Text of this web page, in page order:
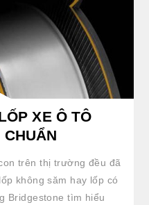
XE Ô TÔ
trên thị trường đều đã
không săm hay lốp có
Bridgestone tìm hiểu